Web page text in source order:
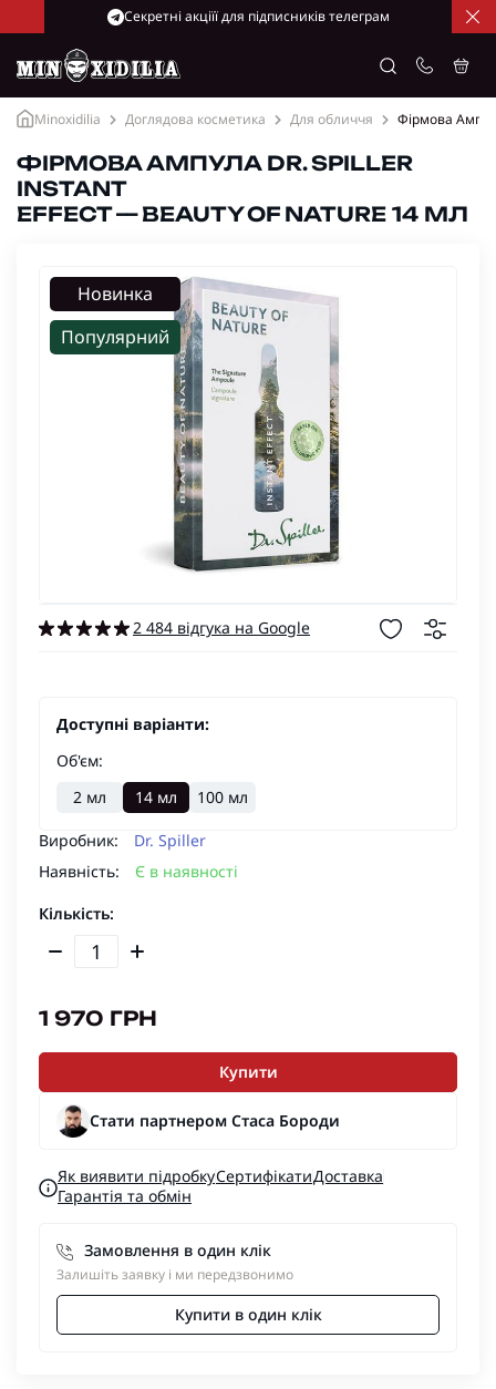
Cекретні акціїї для підписників телеграм
Minoxidilia Доглядова косметика Для обличчя Фірмова
ФІРМОВА АМПУЛА DR. SPILLER
INSTANT
EFFECT — BEAUTY OF NATURE 14 МЛ
Новинка
Популярний
2 484 відгука на Google
Виробник:
Dr. Spiller
Наявність:
Є в наявності
1 970 ГРН
Кількість:
Доступні варіанти:
Об'єм:
2 мл
14 мл 100 мл
Купити
Стати партнером Стаса Бороди
Як виявити підробкуСертифікатиДоставка
Гарантія та обмін
Замовлення в один клік
Залишіть заявку і ми передзвонимо
Купити в один клік